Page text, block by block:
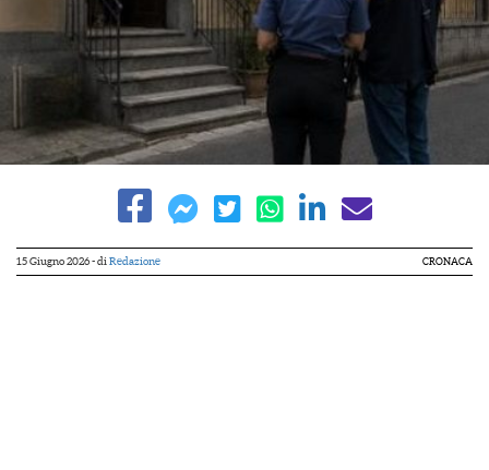
15 Giugno 2026- di Redazione CRONACA